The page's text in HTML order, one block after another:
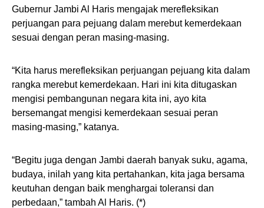
Gubernur Jambi Al Haris mengajak merefleksikan
perjuangan para pejuang dalam merebut kemerdekaan
sesuai dengan peran masing-masing.
“Kita harus merefleksikan perjuangan pejuang kita dalam
rangka merebut kemerdekaan. Hari ini kita ditugaskan
mengisi pembangunan negara kita ini, ayo kita
bersemangat mengisi kemerdekaan sesuai peran
masing-masing,” katanya.
“Begitu juga dengan Jambi daerah banyak suku, agama,
budaya, inilah yang kita pertahankan, kita jaga bersama
keutuhan dengan baik menghargai toleransi dan
perbedaan,” tambah Al Haris. (*)